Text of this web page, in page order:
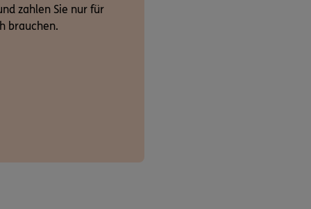
zahlen Sie nur für
brauchen.